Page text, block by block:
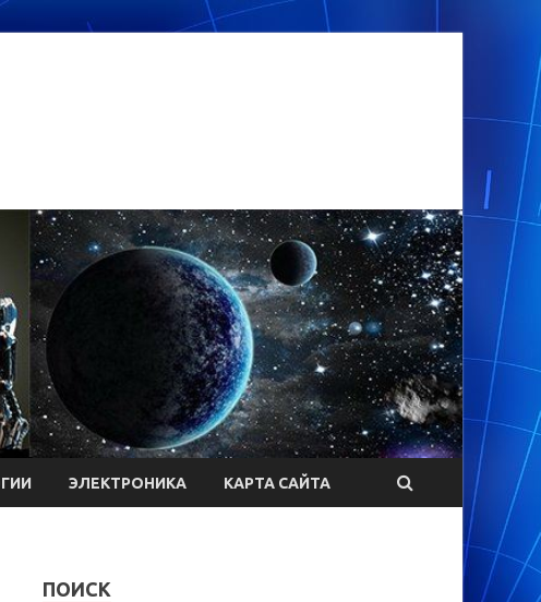
ЭЛЕКТРОНИКА КАРТА САЙТА
ПОИСК